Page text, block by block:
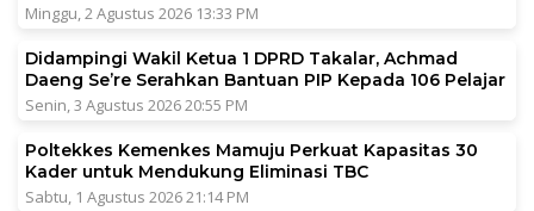
Minggu, 2 Agustus 2026 13:33 PM
Didampingi Wakil Ketua 1 DPRD Takalar, Achmad
Daeng Se’re Serahkan Bantuan PIP Kepada 106 Pelajar
Senin, 3 Agustus 2026 20:55 PM
Poltekkes Kemenkes Mamuju Perkuat Kapasitas 30
Kader untuk Mendukung Eliminasi TBC
Sabtu, 1 Agustus 2026 21:14 PM